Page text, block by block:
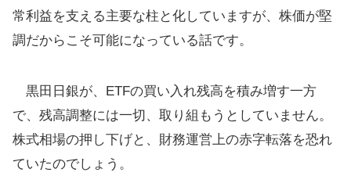
常利益を支える主要な柱と化していますが、株価が堅
調だからこそ可能になっている話です。
黒田日銀が、ETFの買い入れ残高を積み増す一方
で、残高調整には一切、取り組もうとしていません。
株式相場の押し下げと、財務運営上の赤字転落を恐れ
ていたのでしょう。